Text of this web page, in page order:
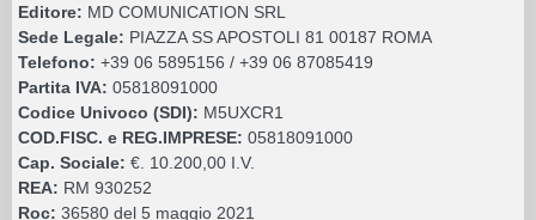
Editore: MD COMUNICATION SRL
Sede Legale: PIAZZA SS APOSTOLI 81 00187 ROMA
Telefono: +39 06 5895156 / +39 06 87085419
Partita IVA: 05818091000
Codice Univoco (SDI): M5UXCR1
COD.FISC. e REG.IMPRESE: 05818091000
Cap. Sociale: €. 10.200,00 I.V.
REA: RM 930252
Roc: 36580 del 5 maggio 2021